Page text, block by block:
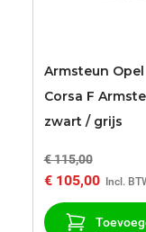
Armsteun Opel
Corsa F
zwart / grijs
€ 115,00
€ 105,00